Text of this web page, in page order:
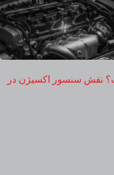
نقش سنسور اکسیژن در